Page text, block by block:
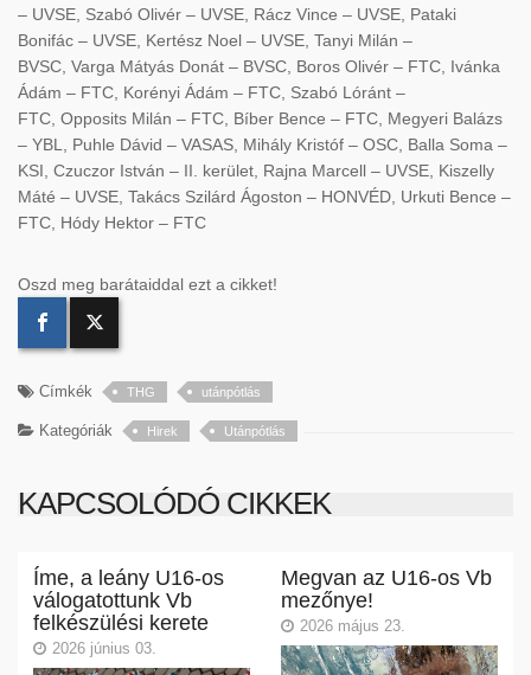
– UVSE, Szabó Olivér – UVSE, Rácz Vince – UVSE, Pataki
Bonifác – UVSE, Kertész Noel – UVSE, Tanyi Milán –
BVSC, Varga Mátyás Donát – BVSC, Boros Olivér – FTC, Ivánka
Ádám – FTC, Korényi Ádám – FTC, Szabó Lóránt –
FTC, Opposits Milán – FTC, Bíber Bence – FTC, Megyeri Balázs
– YBL, Puhle Dávid – VASAS, Mihály Kristóf – OSC, Balla Soma –
KSI, Czuczor István – II. kerület, Rajna Marcell – UVSE, Kiszelly
Máté – UVSE, Takács Szilárd Ágoston – HONVÉD, Urkuti Bence –
FTC, Hódy Hektor – FTC
Oszd meg barátaiddal ezt a cikket!
Címkék THG utánpótlás
Kategóriák Hirek Utánpótlás
KAPCSOLÓDÓ CIKKEK
Íme, a leány U16-os
válogatottunk Vb
felkészülési kerete
2026 június 03.
Megvan az U16-os Vb
mezőnye!
2026 május 23.